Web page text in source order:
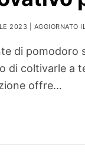
2023 | AGGIORNATO
di pomodoro
di coltivarle a
offre…